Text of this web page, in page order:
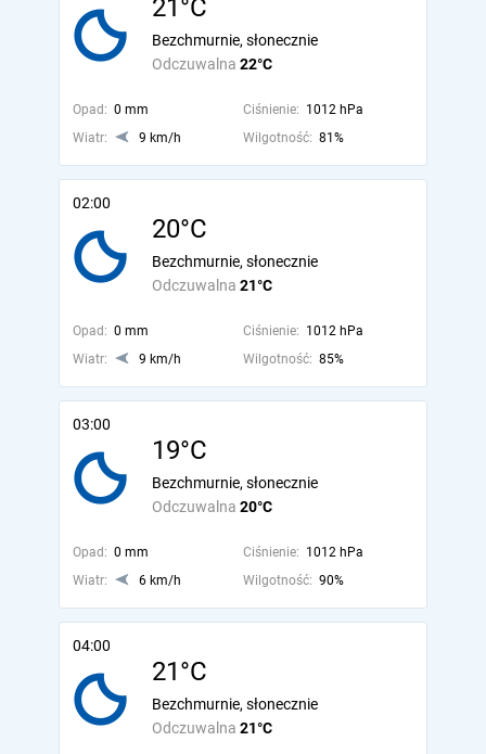
21°C
Odczuwalna 22°C
Bezchmurnie, słonecznie
Opad: 0 mm Ciśnienie: 1012 hPa
Wiatr:
9 km/h Wilgotność: 81%
02:00
20°C
Odczuwalna 21°C
Bezchmurnie, słonecznie
Opad: 0 mm Ciśnienie: 1012 hPa
Wiatr:
9 km/h Wilgotność: 85%
03:00
19°C
Odczuwalna 20°C
Bezchmurnie, słonecznie
Opad: 0 mm Ciśnienie: 1012 hPa
Wiatr:
6 km/h Wilgotność: 90%
04:00
21°C
Odczuwalna 21°C
Bezchmurnie, słonecznie